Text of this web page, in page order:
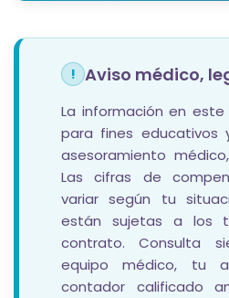
! Aviso médico,
La información en
para fines educativos
asesoramiento
Las cifras de
variar según tu
están sujetas a los
contrato. Consulta
equipo médico, tu
contador calificado